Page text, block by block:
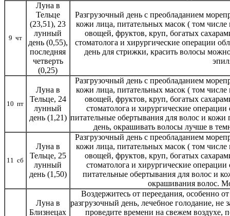
9 чт
Луна в
Тельце
(23,51), 23
лунный
день (0,55),
последняя
четверть
(0,25)
Разгрузочный день с преобладанием
кожи лица, питательных масок ( том
овощей, фруктов, круп, богатых
стоматолога и хирургические операции
день для стрижки, красить волосы
10 пт
Луна в
Тельце, 24
лунный
день (1,21)
Разгрузочный день с преобладанием
кожи лица, питательных масок ( том
овощей, фруктов, круп, богатых
стоматолога и хирургические
питательные обертывания для волос и
день, окрашивать волосы лучше в
11 сб
Луна в
Тельце, 25
лунный
день (1,50)
Разгрузочный день с преобладанием
кожи лица, питательных масок ( том
овощей, фруктов, круп, богатых
стоматолога и хирургические
питательные обертывания для волос и
окрашивания волос.
Луна в
Близнецах
Воздержитесь от переедания, особенно
разгрузочный день, лечебное голодание,
проведите времени на свежем